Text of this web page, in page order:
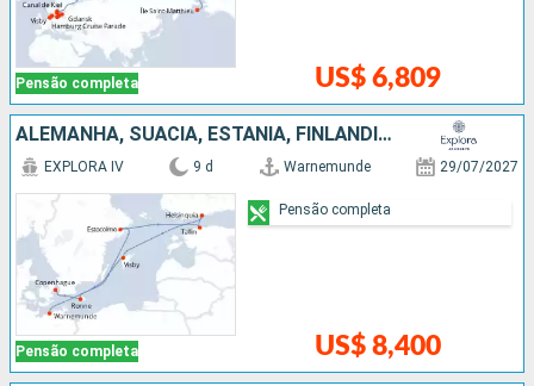
Pensão completa US$ 6,809
ALEMANHA, SUÃCIA, ESTÃNIA, FINLÃNDIA, DINAMARCA
Pensão completa
EXPLORA IV 9 d Warnemunde 29/07/2027
US$ 8,400
Pensão completa